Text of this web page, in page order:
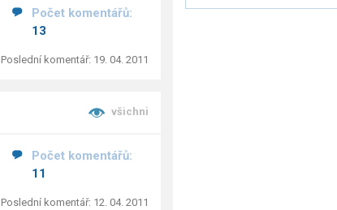
Počet komentářů:
13
Poslední komentář: 19. 04. 2011
všichni
Počet komentářů:
11
Poslední komentář: 12. 04. 2011